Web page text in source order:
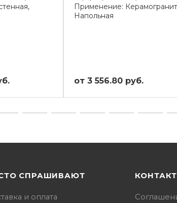
Применение:
Напольная
от 3 556.80 руб.
СПРАШИВАЮТ
и оплата